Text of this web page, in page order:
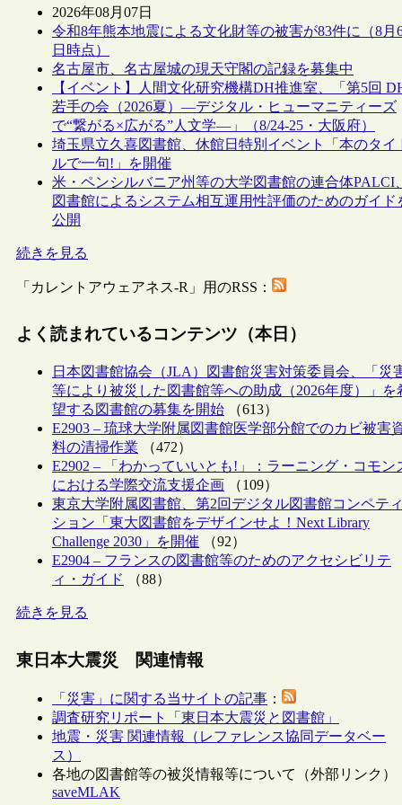
2026年08月07日
令和8年熊本地震による文化財等の被害が83件に（8月
日時点）
名古屋市、名古屋城の現天守閣の記録を募集中
【イベント】人間文化研究機構DH推進室、「第5回
若手の会（2026夏）―デジタル・ヒューマニティーズ
で“繋がる×広がる”人文学―」（8/24-25・大阪府）
埼玉県立久喜図書館、休館日特別イベント「本のタイ
ルで一句!」を開催
米・ペンシルバニア州等の大学図書館の連合体PALCI、
図書館によるシステム相互運用性評価のためのガイド
公開
続きを見る
「カレントアウェアネス-R」用のRSS：
よく読まれているコンテンツ（本日）
日本図書館協会（JLA）図書館災害対策委員会、「災
等により被災した図書館等への助成（2026年度）」を
望する図書館の募集を開始 （613）
E2903 – 琉球大学附属図書館医学部分館でのカビ被害
料の清掃作業 （472）
E2902 – 「わかっていいとも!」：ラーニング・コモン
における学際交流支援企画 （109）
東京大学附属図書館、第2回デジタル図書館コンペティ
ション「東大図書館をデザインせよ！Next Library
Challenge 2030」を開催 （92）
E2904 – フランスの図書館等のためのアクセシビリテ
ィ・ガイド
（88）
続きを見る
東日本大震災 関連情報
「災害」に関する当サイトの記事 ：
調査研究リポート「東日本大震災と図書館」
地震・災害 関連情報（レファレンス協同データベー
ス）
各地の図書館等の被災情報等について（外部リンク）
saveMLAK